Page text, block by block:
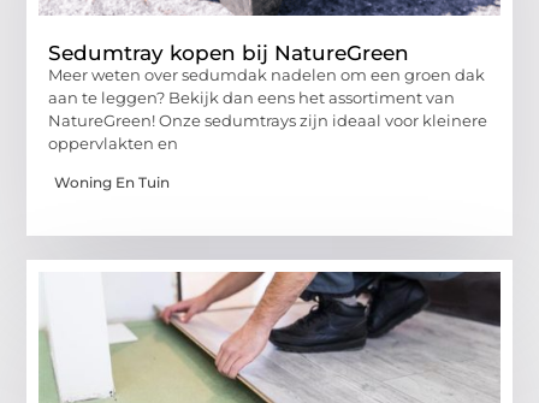
Sedumtray kopen bij NatureGreen
Meer weten over sedumdak nadelen om een groen dak
aan te leggen? Bekijk dan eens het assortiment van
NatureGreen! Onze sedumtrays zijn ideaal voor kleinere
oppervlakten en
Woning En Tuin